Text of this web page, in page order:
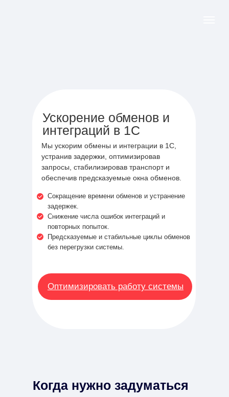
Сокращение времени обменов и устранение
задержек.
Снижение числа ошибок интеграций и
повторных попыток.
Предсказуемые и стабильные циклы обменов
без перегрузки системы.
Ускорение обменов и
интеграций в 1С
Мы ускорим обмены и интеграции в 1С,
устранив задержки, оптимизировав
запросы, стабилизировав транспорт и
обеспечив предсказуемые окна обменов.
Оптимизировать работу системы
Когда нужно задуматься